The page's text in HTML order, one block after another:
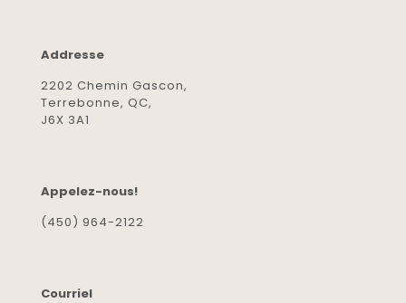
Addresse
2202 Chemin Gascon,
Terrebonne, QC,
J6X 3A1
Appelez-nous!
(450) 964-2122
Courriel